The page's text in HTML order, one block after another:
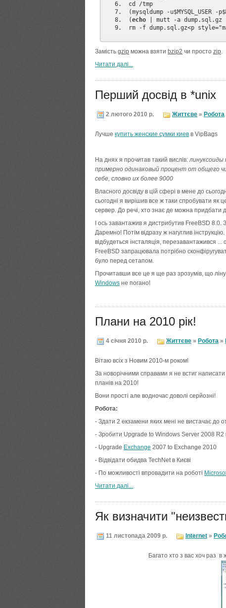
cd /tmp
(mysqldump -
(echo | mutt -a dump.sql.gz -
rm -f dump.sql.gz<p
Замість gzip можна взяти bzip2 чи просто zip.
Читати далi...
Перший досвід в *unix
2 лютого 2010 р. Життєве » Робота
Лучше купить женские сумки киев в VipBags
На днях я прочитав такий вислів:линуксоиды
примерно одинаковый процент от общего
себе, словно их более 9000
Власного досвіду в цій сфері в мене до
сьогодні я вирішив все ж таки спробувати як
сервер. До речі, хто знає де можна придбати
І ось завантажив я дистрибутив FreeBSD 8.0.
Даремно! Потім відразу ж нагуглив
відбудеться інсталяція, перезавантажився
FreeBSD запрацювала потрібно
було перед сетапом.
Прочитавши все це я ще раз зрозумів, що
Windows не погано!
Плани на 2010 рік!
4 січня 2010 р. Життєве » Робота »
Вітаю всіх з Новим 2010-м роком!
За новорічними справами я не встиг
планів на 2010!
Вони прості але водночас доволі серйозні!
Робота:
- Здати 2 екзамени яких мені не вистачає до
- Зробити Upgrade to Windows Server 2008 R2
- Upgrade Exchange 2007 to Exchange 2010
- Відвідати обидва TechNet в Києві
- По можливості впровадити на роботі
Читати далi...
Як визначити
11 листопада 2009 р. Internet »
Багато хто з вас хоч раз в